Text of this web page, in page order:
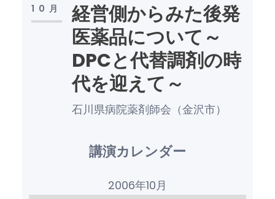
10月
経営側からみた後発
医薬品について～
DPCと代替調剤の時
代を迎えて～
石川県病院薬剤師会（金沢市）
講演カレンダー
2006年10月